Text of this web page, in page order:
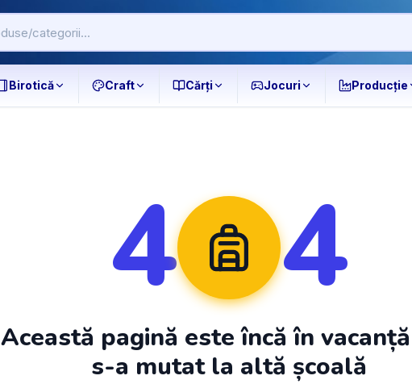
Birotică Craft Cărți Jocuri Producție
4 4
Această pagină este încă în
s-a mutat la altă școală